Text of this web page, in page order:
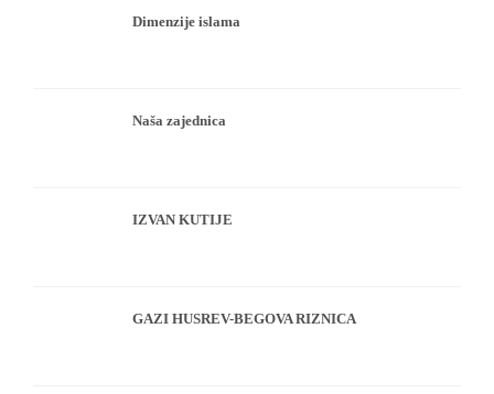
Dimenzije islama
Naša zajednica
IZVAN KUTIJE
GAZI HUSREV-BEGOVA RIZNICA